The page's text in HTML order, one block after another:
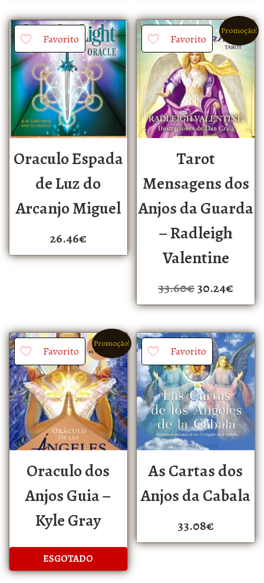
Favorito
Oraculo Espada
de Luz do
Arcanjo Miguel
26.46€
Favorito
Promoção!
Tarot
Mensagens dos
Anjos da Guarda
– Radleigh
Valentine
33.60€30.24€
Favorito
Promoção!
Oraculo dos
Anjos Guia –
Kyle Gray
Favorito
As Cartas dos
Anjos da Cabala
33.08€